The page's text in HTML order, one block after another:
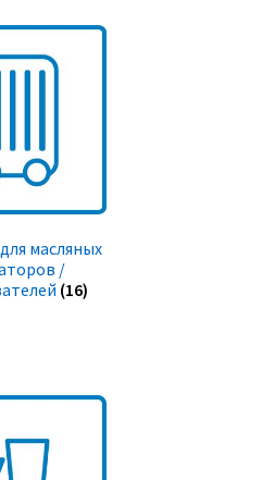
масляных
/
(16)